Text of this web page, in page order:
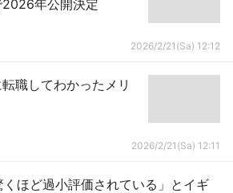
年公開決定
2026/2/21(Sa) 12:12
職してわかったメリ
2026/2/21(Sa) 12:11
くほど過小評価されている」とイギ